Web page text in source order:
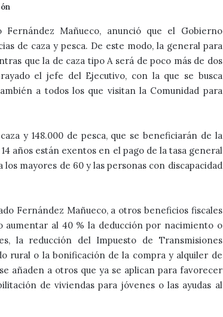
Mañueco, anunció que el Gobierno
de caza y pesca. De este modo, la general para
que la de caza tipo A será de poco más de dos
el jefe del Ejecutivo, con la que se busca
a todos los que visitan la Comunidad para
y 148.000 de pesca, que se beneficiarán de la
años están exentos en el pago de la tasa general
mayores de 60 y las personas con discapacidad
Fernández Mañueco, a otros beneficios fiscales
aumentar al 40 % la deducción por nacimiento o
la reducción del Impuesto de Transmisiones
rural o la bonificación de la compra y alquiler de
añaden a otros que ya se aplican para favorecer
de viviendas para jóvenes o las ayudas al